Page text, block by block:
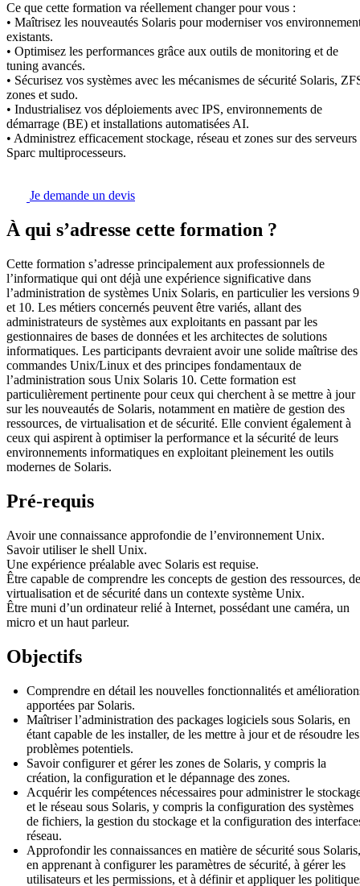
Ce que cette formation va réellement changer pour vous :
• Maîtrisez les nouveautés Solaris pour moderniser vos
existants.
• Optimisez les performances grâce aux outils de monitoring et de
tuning avancés.
• Sécurisez vos systèmes avec les mécanismes de sécurité Solaris,
zones et sudo.
• Industrialisez vos déploiements avec IPS, environnements de
démarrage (BE) et installations automatisées AI.
• Administrez efficacement stockage, réseau et zones sur des serveurs
Sparc multiprocesseurs.
Je demande un devis
À qui s’adresse cette formation ?
Cette formation s’adresse principalement aux professionnels de
l’informatique qui ont déjà une expérience significative dans
l’administration de systèmes Unix Solaris, en particulier les versions 9
et 10. Les métiers concernés peuvent être variés, allant des
administrateurs de systèmes aux exploitants en passant par les
gestionnaires de bases de données et les architectes de solutions
informatiques. Les participants devraient avoir une solide maîtrise des
commandes Unix/Linux et des principes fondamentaux de
l’administration sous Unix Solaris 10. Cette formation est
particulièrement pertinente pour ceux qui cherchent à se mettre à jour
sur les nouveautés de Solaris, notamment en matière de gestion des
ressources, de virtualisation et de sécurité. Elle convient également à
ceux qui aspirent à optimiser la performance et la sécurité de leurs
environnements informatiques en exploitant pleinement les outils
modernes de Solaris.
Pré-requis
Avoir une connaissance approfondie de l’environnement Unix.
Savoir utiliser le shell Unix.
Une expérience préalable avec Solaris est requise.
Être capable de comprendre les concepts de gestion des ressources, de
virtualisation et de sécurité dans un contexte système Unix.
Être muni d’un ordinateur relié à Internet, possédant une caméra, un
micro et un haut parleur.
Objectifs
Comprendre en détail les nouvelles fonctionnalités et
apportées par Solaris.
Maîtriser l’administration des packages logiciels sous Solaris, en
étant capable de les installer, de les mettre à jour et de résoudre les
problèmes potentiels.
Savoir configurer et gérer les zones de Solaris, y compris la
création, la configuration et le dépannage des zones.
Acquérir les compétences nécessaires pour administrer le
et le réseau sous Solaris, y compris la configuration des systèmes
de fichiers, la gestion du stockage et la configuration des
réseau.
Approfondir les connaissances en matière de sécurité sous Solaris,
en apprenant à configurer les paramètres de sécurité, à gérer les
utilisateurs et les permissions, et à définir et appliquer les